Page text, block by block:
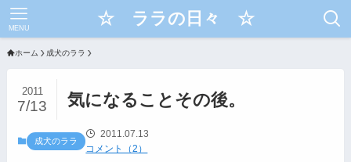
☆ ララの日々 ☆
MENU
ホーム 成犬のララ
気になることその後。
2011
7/13
成犬のララ
2011.07.13
コメント（2）